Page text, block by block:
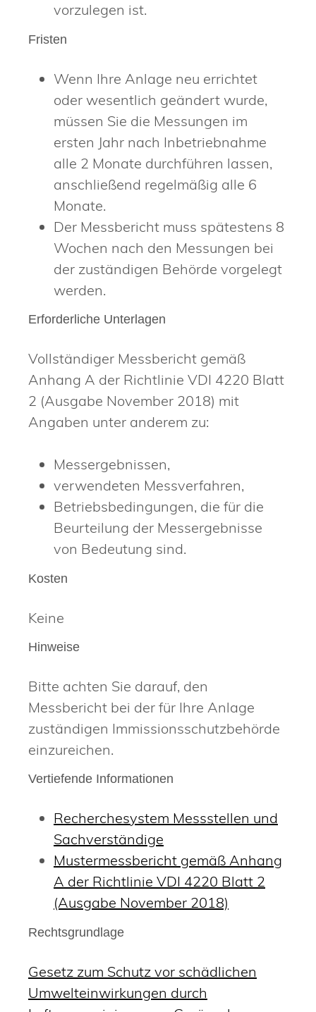
vorzulegen ist.
Fristen
Wenn Ihre Anlage neu errichtet
oder wesentlich geändert wurde,
müssen Sie die Messungen im
ersten Jahr nach Inbetriebnahme
alle 2 Monate durchführen lassen,
anschließend regelmäßig alle 6
Monate.
Der Messbericht muss spätestens 8
Wochen nach den Messungen bei
der zuständigen Behörde vorgelegt
werden.
Erforderliche Unterlagen
Vollständiger Messbericht gemäß
Anhang A der Richtlinie VDI 4220 Blatt
2 (Ausgabe November 2018) mit
Angaben unter anderem zu:
Messergebnissen,
verwendeten Messverfahren,
Betriebsbedingungen, die für die
Beurteilung der Messergebnisse
von Bedeutung sind.
Kosten
Keine
Hinweise
Bitte achten Sie darauf, den
Messbericht bei der für Ihre Anlage
zuständigen Immissionsschutzbehörde
einzureichen.
Vertiefende Informationen
Recherchesystem Messstellen und
Sachverständige
Mustermessbericht gemäß Anhang
A der Richtlinie VDI 4220 Blatt 2
(Ausgabe November 2018)
Rechtsgrundlage
Gesetz zum Schutz vor schädlichen
Umwelteinwirkungen durch